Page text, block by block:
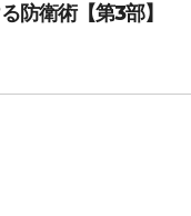
防衛術【第3部】